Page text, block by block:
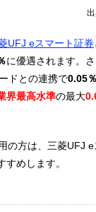
出
UFJ eスマート証券
に優遇されます。
ドとの連携で0.05％
界最高水準の最大
の方は、三菱UFJ
めします。